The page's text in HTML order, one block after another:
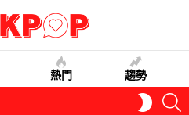
熱門 趨勢
SKIN